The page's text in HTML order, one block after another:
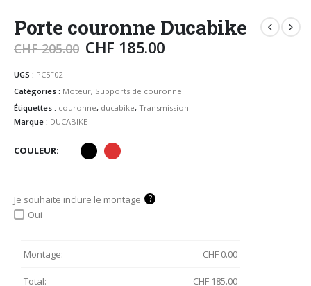
Porte couronne Ducabike
CHF205.00 CHF 185.00
UGS : PC5F02
Catégories : Moteur, Supports de couronne
Étiquettes : couronne, ducabike, Transmission
Marque : DUCABIKE
COULEUR
Je souhaite inclure le montage ?
Oui
Montage: CHF 0.00
Total: CHF 185.00